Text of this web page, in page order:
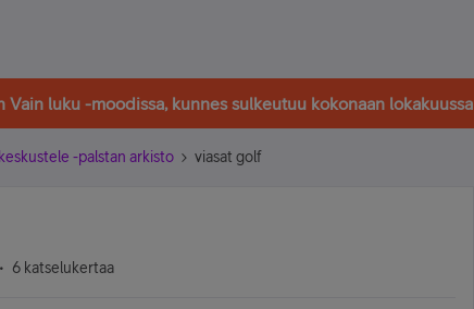
Vain luku -moodissa, kunnes sulkeutuu kokonaan lokakuussa
-palstan arkisto viasat golf
6 katselukertaa